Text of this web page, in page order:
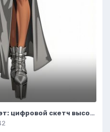
Элегантный силуэт: цифровой скетч высокой моды в студийном исполнении. Изображение из нейросети Flux 1